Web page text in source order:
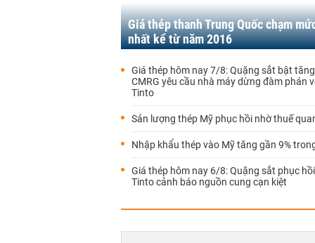
Giá thép thanh Trung Quốc chạm
nhất kể từ năm 2016
Giá thép hôm nay 7/8: Quặng sắt bật
CMRG yêu cầu nhà máy dừng đàm phán
Tinto
Sản lượng thép Mỹ phục hồi nhờ thuế
Nhập khẩu thép vào Mỹ tăng gần 9%
Giá thép hôm nay 6/8: Quặng sắt phục
Tinto cảnh báo nguồn cung cạn kiệt